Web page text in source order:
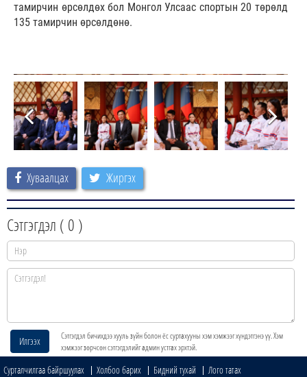
тамирчин өрсөлдөх бол Монгол Улсаас спортын 20 төрөлд
135 тамирчин өрсөлдөнө.
Хуваалцах Жиргэх
Сэтгэгдэл ( 0 )
Илгээх
Сэтгэгдэл бичихдээ хууль зүйн болон ёс суртахууны хэм хэмжээг хүндэтгэнэ үү. Хэм
хэмжээг зөрчсөн сэтгэгдэлийг админ устгах эрхтэй.
Сурталчилгаа байршуулах Холбоо барих Бидний тухай Лого татах